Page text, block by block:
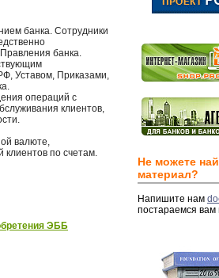
банка. Сотрудники
банка.
Уставом, Приказами,
операций с
клиентов,
валюте,
клиентов по счетам.
ЭББ
Не можете
материал?
Напишите нам
постараемся вам